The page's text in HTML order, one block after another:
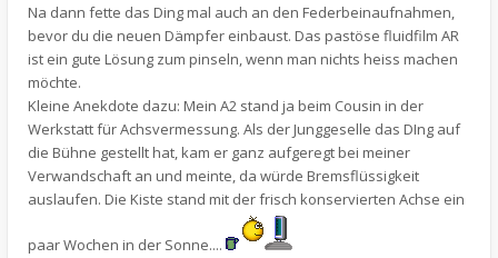
Na dann fette das Ding mal auch an den Federbeinaufnahmen,
bevor du die neuen Dämpfer einbaust. Das pastöse fluidfilm AR
ist ein gute Lösung zum pinseln, wenn man nichts heiss machen
möchte.
Kleine Anekdote dazu: Mein A2 stand ja beim Cousin in der
Werkstatt für Achsvermessung. Als der Junggeselle das DIng auf
die Bühne gestellt hat, kam er ganz aufgeregt bei meiner
Verwandschaft an und meinte, da würde Bremsflüssigkeit
auslaufen. Die Kiste stand mit der frisch konservierten Achse ein
paar Wochen in der Sonne....